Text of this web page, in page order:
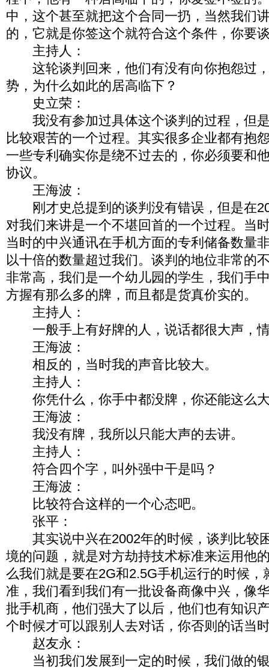
中，这个甚至就把这个合同一扔，当然我们
的，它就是你签这个就符合这个条件，你要
主持人：
这轮谈判回来，他们有没有向你抱怨过
势，为什么如此的居高临下？
史立荣：
我没有参加过具体这个谈判的过程，但
比较艰苦的一个过程。其实很多企业都有抱
一些专利确实你是绕不过去的，你必须要和
协议。
王海波：
刚才史总提到的谈判没有错误，但是在
对我们来讲是一个不堪回首的一个过程。当
当时的中兴通讯在手机方面的专利储备数量
以十倍的数量超过我们。谈判的地位非常的
非常高，我们是一个幼儿园的学生，我们手
方握有那么多的牌，而且都是货真价实的。
主持人：
一般手上有好牌的人，说话都很大声，
王海波：
相反的，当时我的声音比较大。
主持人：
你凭什么，你手中都没牌，你还能这么
王海波：
我没有牌，我所以只能大声的去讲。
主持人：
符合四个字，叫外强中干是吗？
王海波：
比较符合这样的一个心态吧。
张平：
其实说中兴在2002年的时候，谈判比较
境的问题，就是对方劫持技术标准来运用他
么我们就是要在2G和2.5G手机运行的时候，
准，我们看到我们有一批设备商像中兴，像
批手机商，他们强大了以后，他们也有知识
个时候才可以跟别人去对话，你否则的话当
赵友永：
当初我们发展到一定的时候，我们做的